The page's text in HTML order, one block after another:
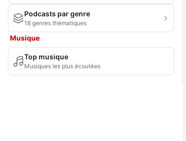
Podcasts par genre
18 genres thématiques
Musique
Top musique
Musiques les plus écoutées